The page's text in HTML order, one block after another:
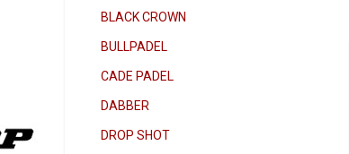
BLACK CROWN
BULLPADEL
CADE PADEL
DABBER
DROP SHOT